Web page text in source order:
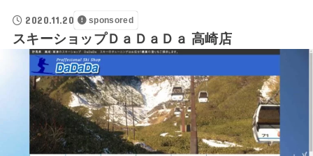
2020.11.20 sponsored
スキーショップＤａＤａＤａ 高崎店